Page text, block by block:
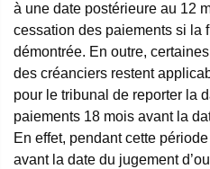
à une date postérieure au 12
cessation des paiements si la
démontrée. En outre,
des créanciers restent
pour le tribunal de reporter la
paiements 18 mois avant la
En effet, pendant cette
avant la date du jugement